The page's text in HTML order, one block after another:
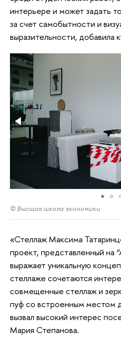
интерьере и может задать
за счет самобытности и
выразительности, добавила
© Высшая школа экономики
«Стеллаж Максима
проект, представленный
выражает уникальную
стеллаже сочетаются
совмещенные стеллаж и
пуф со встроенным местом
вызвал высокий интерес
Мария Степанова.